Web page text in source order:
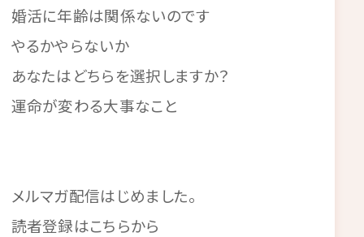
婚活に年齢は関係ないのです
やるかやらないか
あなたはどちらを選択しますか？
運命が変わる大事なこと
メルマガ配信はじめました。
読者登録はこちらから